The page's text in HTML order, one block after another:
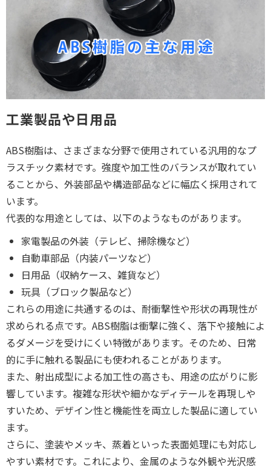
工業製品や日用品
ABS樹脂は、さまざまな分野で使用されている汎用的なプ
ラスチック素材です。強度や加工性のバランスが取れてい
ることから、外装部品や構造部品などに幅広く採用されて
います。
代表的な用途としては、以下のようなものがあります。
家電製品の外装（テレビ、掃除機など）
自動車部品（内装パーツなど）
日用品（収納ケース、雑貨など）
玩具（ブロック製品など）
これらの用途に共通するのは、耐衝撃性や形状の再現性が
求められる点です。ABS樹脂は衝撃に強く、落下や接触によ
るダメージを受けにくい特徴があります。そのため、日常
的に手に触れる製品にも使われることがあります。
また、射出成型による加工性の高さも、用途の広がりに影
響しています。複雑な形状や細かなディテールを再現しや
すいため、デザイン性と機能性を両立した製品に適してい
ます。
さらに、塗装やメッキ、蒸着といった表面処理にも対応し
やすい素材です。これにより、金属のような外観や光沢感